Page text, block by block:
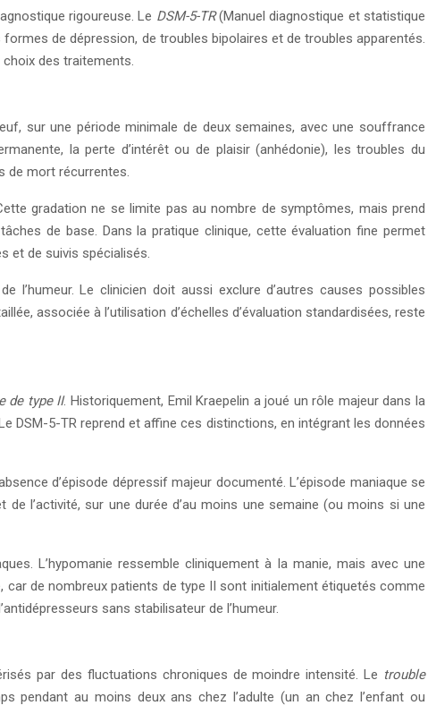
rigoureuse. Le DSM-5-TR(Manuel diagnostique et statistique
de dépression, de troubles bipolaires et de troubles apparentés.
des traitements.
sur une période minimale de deux semaines, avec une souffrance
la perte d’intérêt ou de plaisir (anhédonie), les troubles du
de mort récurrentes.
gradation ne se limite pas au nombre de symptômes, mais prend
de base. Dans la pratique clinique, cette évaluation fine permet
et de suivis spécialisés.
Le clinicien doit aussi exclure d’autres causes possibles
associée à l’utilisation d’échelles d’évaluation standardisées, reste
de type II. Historiquement, Emil Kraepelin a joué un rôle majeur dans la
DSM-5-TR reprend et affine ces distinctions, en intégrant les données
d’épisode dépressif majeur documenté. L’épisode maniaque se
l’activité, sur une durée d’au moins une semaine (ou moins si une
L’hypomanie ressemble cliniquement à la manie, mais avec une
de nombreux patients de type II sont initialement étiquetés comme
sans stabilisateur de l’humeur.
par des fluctuations chroniques de moindre intensité. Le trouble
pendant au moins deux ans chez l’adulte (un an chez l’enfant ou